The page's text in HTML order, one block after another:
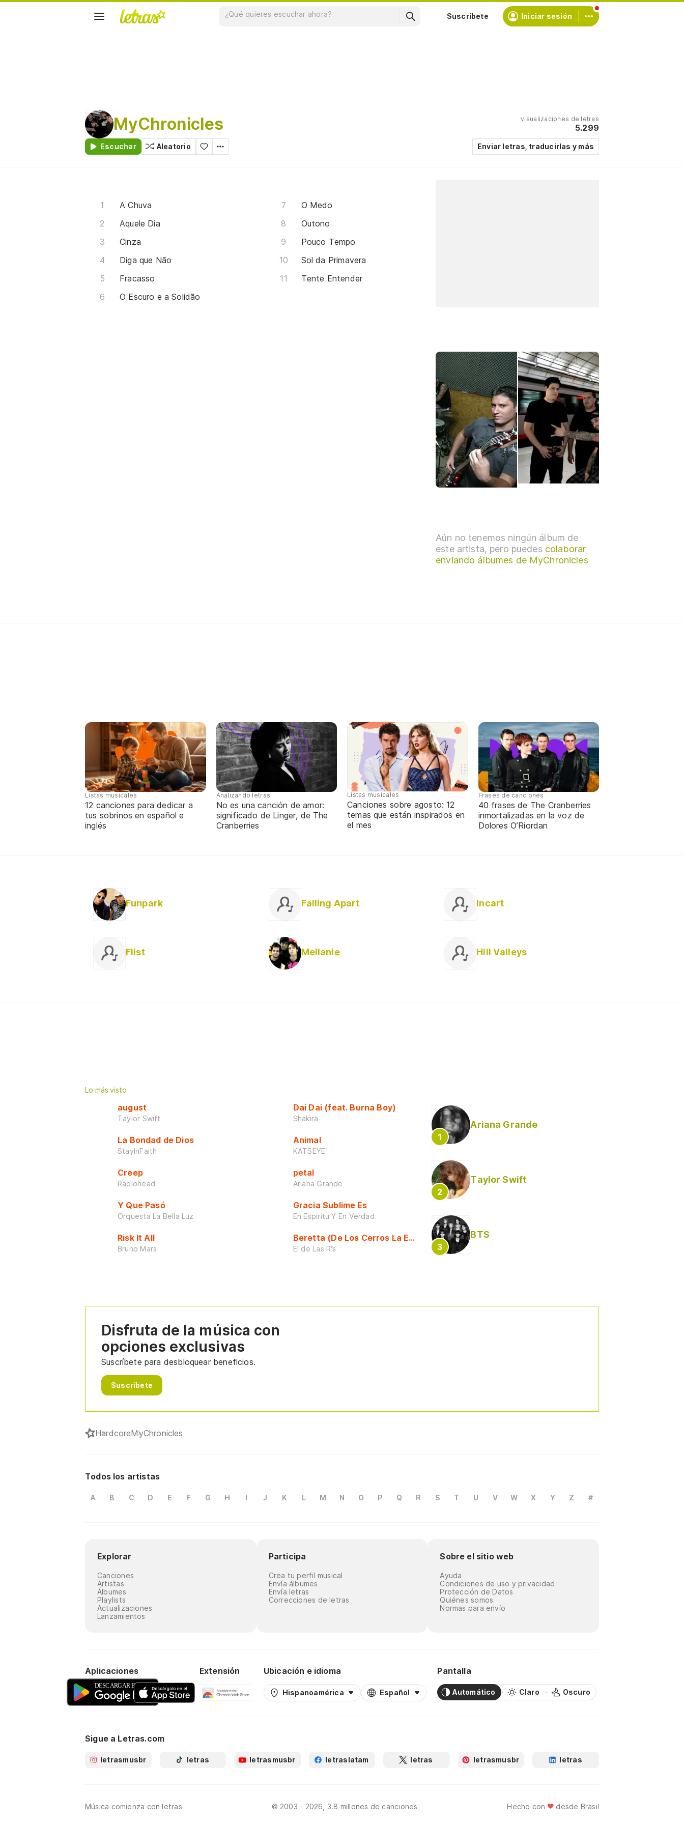
Suscríbete Iniciar sesión
MyChronicles
Escuchar Aleatorio
visualizaciones de letras
5.299
Enviar letras, traducirlas y más
A Chuva
Aquele Dia
Cinza
Diga que Não
Fracasso
O Escuro e a Solidão
O Medo
Outono
Pouco Tempo
Sol da Primavera
Tente Entender
Aún no tenemos ningún álbum de
este artista, pero puedes colaborar
enviando álbumes de MyChronicles
Listas musicales
12 canciones para dedicar a
tus sobrinos en español e
inglés
Analizando letras
No es una canción de amor:
significado de Linger, de The
Cranberries
Listas musicales
Canciones sobre agosto: 12
temas que están inspirados en
el mes
Frases de canciones
40 frases de The Cranberries
inmortalizadas en la voz de
Dolores O’Riordan
Funpark Falling Apart Incart
Flist Mellanie Hill Valleys
Lo más visto
august
Taylor Swift
La Bondad de Dios
StayInFaith
Creep
Radiohead
Y Que Pasó
Orquesta La Bella Luz
Risk It All
Bruno Mars
Dai Dai (feat. Burna Boy)
Shakira
Animal
KATSEYE
petal
Ariana Grande
Gracia Sublime Es
En Espiritu Y En Verdad
Beretta (De Los Cerros La Escuela)
El de Las R's
Ariana Grande
Taylor Swift
BTS
Disfruta de la música con
opciones exclusivas
Suscríbete para desbloquear beneficios.
Suscríbete
HardcoreMyChronicles
Todos los artistas
A B C D E F G H I J K L M N O P Q R S T U V W X Y Z #
Explorar
Canciones
Artistas
Álbumes
Playlists
Actualizaciones
Lanzamientos
Participa
Crea tu perfil musical
Envía álbumes
Envía letras
Correcciones de letras
Sobre el sitio web
Ayuda
Condiciones de uso y privacidad
Protección de Datos
Quiénes somos
Normas para envío
Aplicaciones Extensión Ubicación e idioma
Hispanoamérica Español
Pantalla
Automático Claro Oscuro
Sigue a Letras.com
letrasmusbr letras letrasmusbr letraslatam letras letrasmusbr letras
Música comienza con letras © 2003 - 2026, 3.8 millones de canciones Hecho con desde Brasil